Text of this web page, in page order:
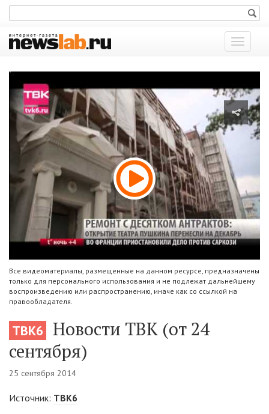
Показать
меню
Все видеоматериалы, размещенные на данном ресурсе, предназначены
только для персонального использования и не подлежат дальнейшему
воспроизведению или распространению, иначе как со ссылкой на
правообладателя.
ТВК6
Новости ТВК (от 24
сентября)
25 сентября 2014
Источник: ТВК6